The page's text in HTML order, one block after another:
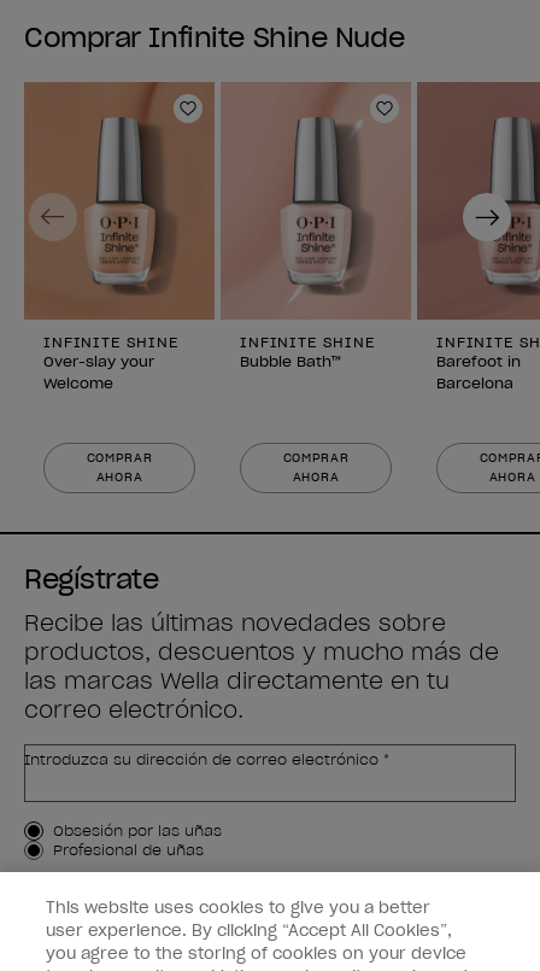
Comprar Infinite Shine Nude
Añadir a la lista de deseos
INFINITE SHINE
Over-slay your
Welcome
COMPRAR
AHORA
Añadir a la
INFINITE SHINE
Bubble Bath™
COMPRAR
AHORA
INFINITE
Barefoot in
Barcelona
AHORA
Previous Next
Regístrate
Recibe las últimas novedades sobre
productos, descuentos y mucho más de
las marcas Wella directamente en tu
correo electrónico.
Introduzca su dirección de correo electrónico *
Tipo de cliente
Obsesión por las uñas
Profesional de uñas
APÚNTAME
Customer Information
This website uses cookies to give you a better
user experience. By clicking “Accept All Cookies”,
you agree to the storing of cookies on your device